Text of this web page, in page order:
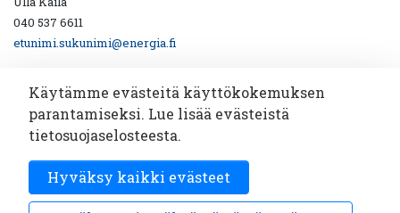
040 537 6611
etunimi.sukunimi@energia.fi
Ota yhteyttä!
Katsotaan yhdessä miten viestintäyhteistyö toimii.
Sähköpostiosoite
Käytämme evästeitä käyttökokemuksen
parantamiseksi. Lue lisää evästeistä
tietosuojaselosteesta.
Hyväksy kaikki evästeet